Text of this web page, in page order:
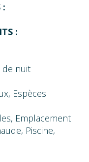
:
:
de nuit
Espèces
Emplacement
Piscine,